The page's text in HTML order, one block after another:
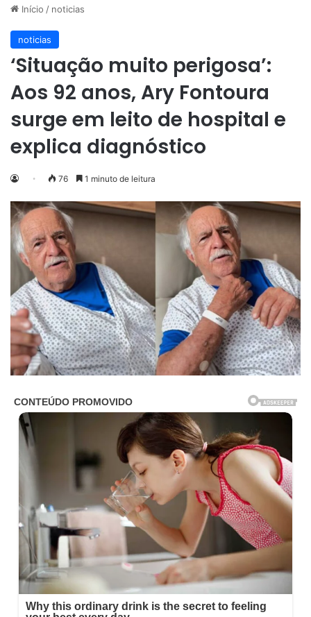
Início / noticias
noticias
‘Situação muito perigosa’:
Aos 92 anos, Ary Fontoura
surge em leito de hospital e
explica diagnóstico
76 1 minuto de leitura